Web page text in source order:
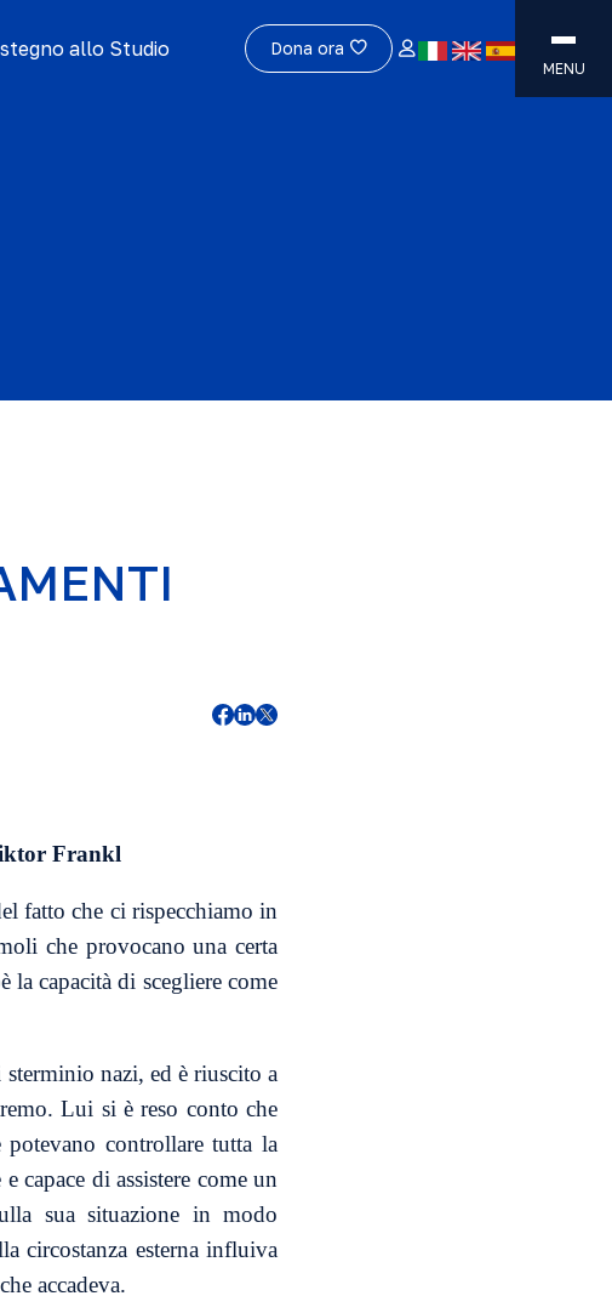
allo Studio Dona ora
MENU
Frankl
fatto che ci rispecchiamo in
che provocano una certa
la capacità di scegliere come
nazi, ed è riuscito a
Lui si è reso conto che
controllare tutta la
capace di assistere come un
sua situazione in modo
circostanza esterna influiva
accadeva.